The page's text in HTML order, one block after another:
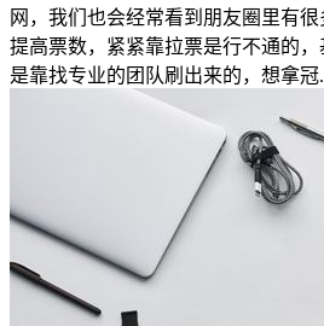
网，我们也会经常看到朋友圈里有
提高票数，紧紧靠拉票是行不通的
是靠找专业的团队刷出来的，想拿冠